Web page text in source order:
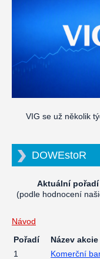
VIG se už několik
DOWEstoR
Aktuální
(podle hodnocení
Návod
Pořadí
Název akcie
1
Komerční